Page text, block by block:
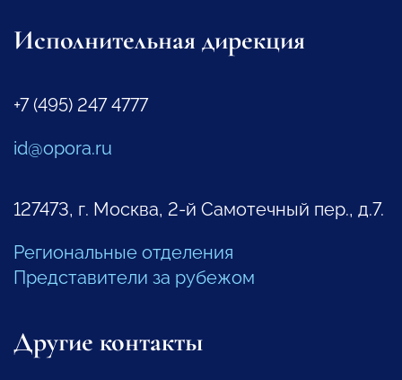
Исполнительная дирекция
+7 (495) 247 4777
id@opora.ru
127473, г. Москва, 2-й Самотечный пер., д.7.
Региональные отделения
Представители за рубежом
Другие контакты